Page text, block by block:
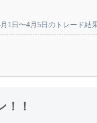
1日〜4月5日のトレード結
！！